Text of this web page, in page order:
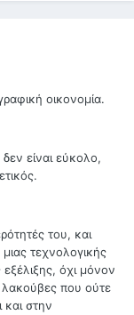
οικονομία.
είναι εύκολο,
του, και
τεχνολογικής
όχι μόνον
λακούβες που ούτε
και στην